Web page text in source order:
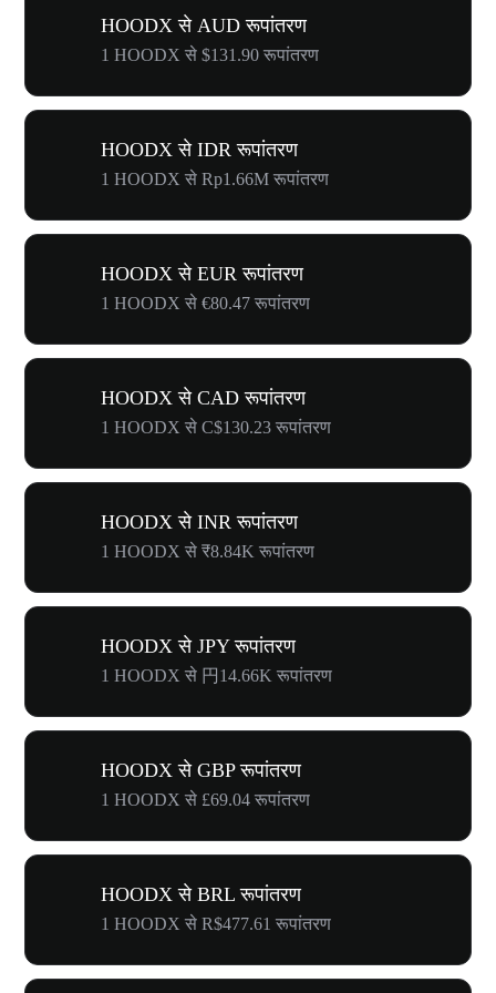
HOODX से AUD रूपांतरण
1 HOODX से $131.90 रूपांतरण
HOODX से IDR रूपांतरण
1 HOODX से Rp1.66M रूपांतरण
HOODX से EUR रूपांतरण
1 HOODX से €80.47 रूपांतरण
HOODX से CAD रूपांतरण
1 HOODX से C$130.23 रूपांतरण
HOODX से INR रूपांतरण
1 HOODX से ₹8.84K रूपांतरण
HOODX से JPY रूपांतरण
1 HOODX से 円14.66K रूपांतरण
HOODX से GBP रूपांतरण
1 HOODX से £69.04 रूपांतरण
HOODX से BRL रूपांतरण
1 HOODX से R$477.61 रूपांतरण